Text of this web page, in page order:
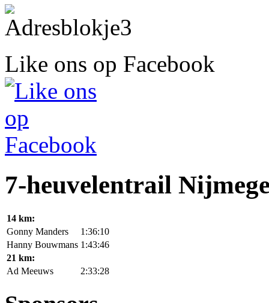
Like ons op Facebook
7-heuvelentrail
14 km:
Gonny Manders
1:36:10
Hanny Bouwmans 1:43:46
21 km:
Ad Meeuws
2:33:28